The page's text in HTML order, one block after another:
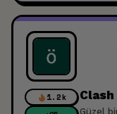
1.2k
Güzel